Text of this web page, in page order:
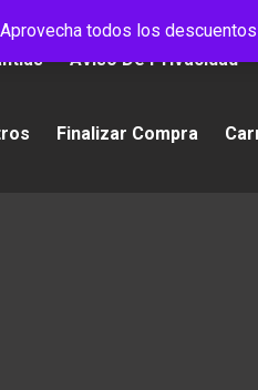
todos los
Aviso De Privacidad
Finalizar Compra